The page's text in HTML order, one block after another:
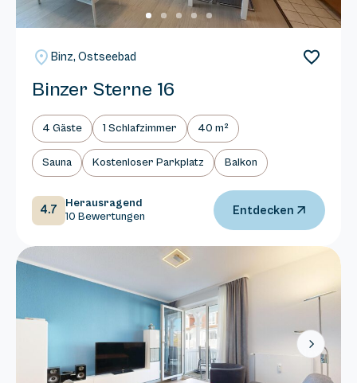
Binz, Ostseebad
Binzer Sterne 16
4 Gäste 1 Schlafzimmer 40 m²
Sauna Kostenloser Parkplatz Balkon
4.7
Herausragend
10 Bewertungen
Entdecken
Next